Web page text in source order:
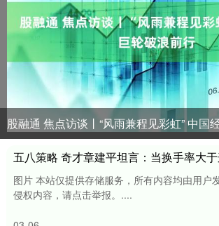
股融通 焦点访谈丨“风雨兼程见彩虹” 中国
图片 本站仅提供存储服务，所有内容均由用户
侵权内容，请点击举报。....